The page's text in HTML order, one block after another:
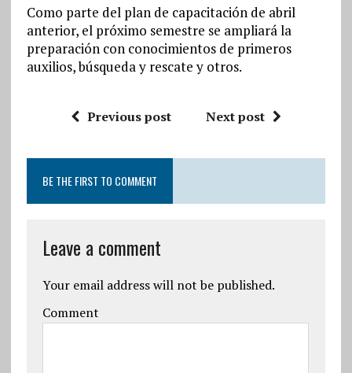
Como parte del plan de capacitación de abril
anterior, el próximo semestre se ampliará la
preparación con conocimientos de primeros
auxilios, búsqueda y rescate y otros.
Previous post Next post
BE THE FIRST TO COMMENT
Leave a comment
Your email address will not be published.
Comment